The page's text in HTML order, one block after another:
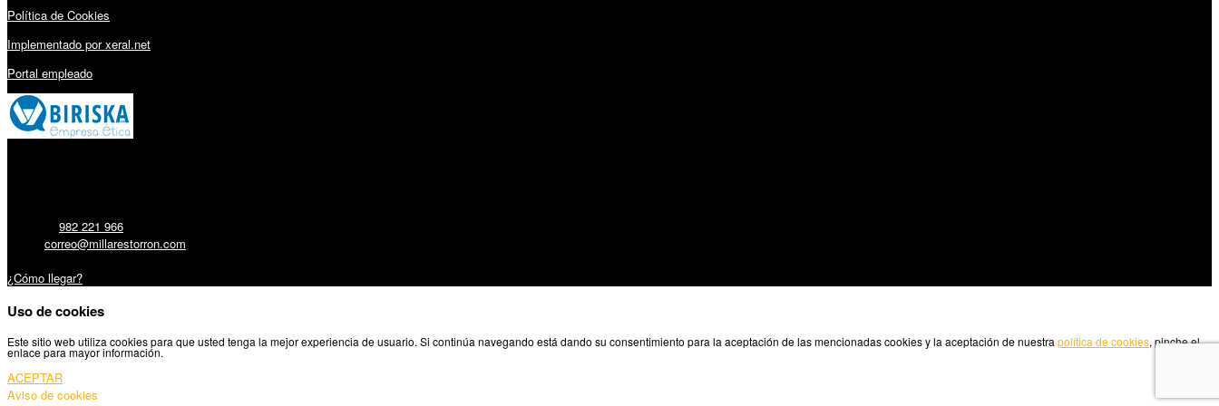
Política de Cookies
Implementado por xeral.net
Portal empleado
982 221 966
correo@millarestorron.com
¿Cómo llegar?
Uso de cookies
Este sitio web utiliza cookies para que usted tenga la mejor experiencia de usuario. Si continúa navegando está dando su consentimiento para la aceptación de las mencionadas cookies y la aceptación de nuestra política de cookies, pinche el
enlace para mayor información.
ACEPTAR
Aviso de cookies